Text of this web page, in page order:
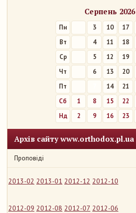
Серпень 2026
Пн 3 10 17
Вт
4 11 18
Ср
5 12 19
Чт
6 13 20
Пт
14 21
Сб
1 8 15 22
Нд
2 9 16 23
Архів сайту www.orthodox.pl.ua
Проповіді
2013-02 2013-01 2012-12 2012-10
2012-09 2012-08 2012-07 2012-06